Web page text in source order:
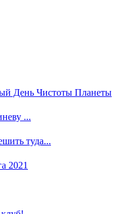
День Чистоты Планеты
...
туда...
2021